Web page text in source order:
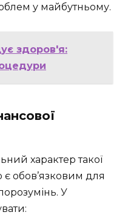
у майбутньому.
здоров'я:
характер такої
обов’язковим для
У